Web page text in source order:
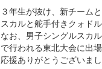
３年生が抜け、新チーム
スカルと舵手付きクォド
なお、男子シングルスカ
で行われる東北大会に出場
応援ありがとうございまし